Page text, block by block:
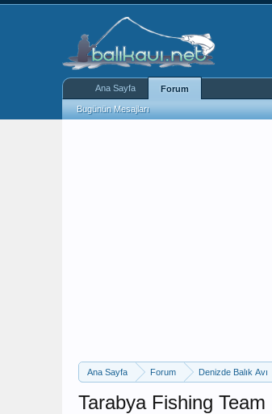
Ana Sayfa Forum Denizde Balık Avı
Tarabya Fishing Team
Ana Sayfa Forum
Bugünün Mesajları